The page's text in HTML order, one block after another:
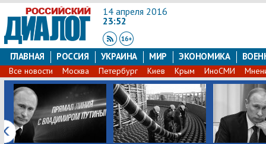
14 апреля 2016
23:52
ГЛАВНАЯ РОССИЯ УКРАИНА МИР ЭКОНОМИКА
Все новости Москва Петербург Киев Крым ИноСМИ